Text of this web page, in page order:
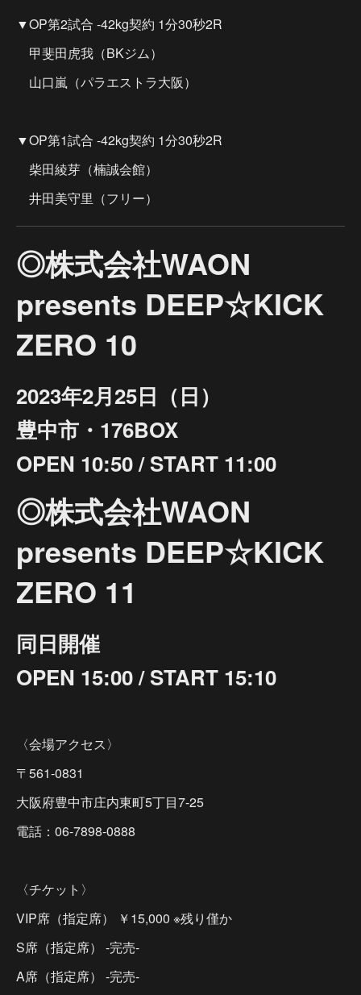
▼OP第2試合 -42kg契約 1分30秒2R
甲斐田虎我（BKジム）
山口嵐（パラエストラ大阪）
▼OP第1試合 -42kg契約 1分30秒2R
柴田綾芽（楠誠会館）
井田美守里（フリー）
◎株式会社WAON
presents DEEP☆KICK
ZERO 10
2023年2月25日（日）
豊中市・176BOX
OPEN 10:50 / START 11:00
◎株式会社WAON
presents DEEP☆KICK
ZERO 11
同日開催
OPEN 15:00 / START 15:10
〈会場アクセス〉
〒561-0831
大阪府豊中市庄内東町5丁目7-25
電話：06-7898-0888
〈チケット〉
VIP席（指定席） ￥15,000 ※残り僅か
S席（指定席） -完売-
A席（指定席） -完売-